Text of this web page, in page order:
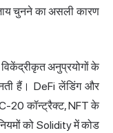
चुनने का असली कारण
अनुप्रयोगों के
हैं। DeFi लेंडिंग और
20 कॉन्ट्रैक्ट, NFT के
को Solidity में कोड